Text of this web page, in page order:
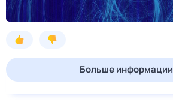
Больше информации